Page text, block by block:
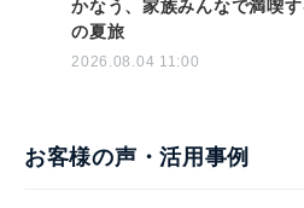
かなう、家族みんなで満喫
の夏旅
2026.08.04 11:00
お客様の声・活用事例